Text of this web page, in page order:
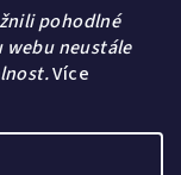
pohodlné
webu neustále
Více